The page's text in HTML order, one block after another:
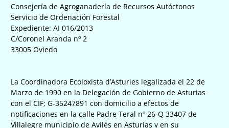
Consejería de Agroganadería de Recursos Autóctonos
Servicio de Ordenación Forestal
Expediente: AI 016/2013
C/Coronel Aranda nº 2
33005 Oviedo
La Coordinadora Ecoloxista d’Asturies legalizada el 22 de
Marzo de 1990 en la Delegación de Gobierno de Asturias
con el CIF; G-35247891 con domicilio a efectos de
notificaciones en la calle Padre Teral nº 26-Q 33407 de
Villalegre municipio de Avilés en Asturias y en su